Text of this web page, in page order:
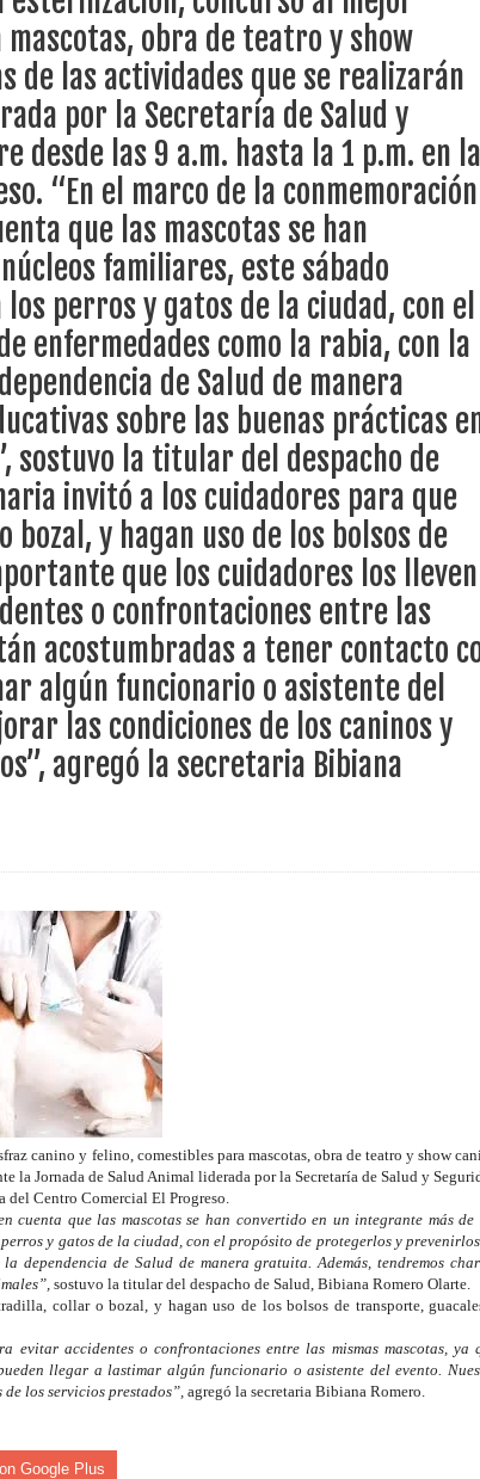
Articulador Departamental para el abordaje de
su plan de seguridad para recibir delegaciones y
renovando espacios comunitarios que llevaban
la vida de 68 estudiantes rurales en Filadelfia gracias
Tuluá tendrá comedor comunitario gracias al
una ruta definitiva de reasentamiento
en trabajos contra las inundaciones con
en salud mental, innovación y paz
inversiones del Gobierno Matiz en el municipio de
sin precedentes: El Valle y la nación refuerzan
dignidad a las personas con discapacidad de
fortalece la preparación de sus municipios frente al
fortalece la respuesta frente a tres
fue inmovilizado un bus que estaba siendo lavado
en máxima alerta al Tolima
de la ciudad, con el propósito de protegerlos y prevenirlos de
de Salud de manera gratuita. Además, tendremos charlas
sostuvo la titular del despacho de Salud, Bibiana Romero Olarte. La
o bozal, y hagan uso de los bolsos de transporte, guacales o
evitar accidentes o confrontaciones entre las mismas mascotas, ya
llegar a lastimar algún funcionario o asistente del evento. Nuestro
servicios prestados”, agregó la secretaria Bibiana Romero.
obra de teatro y show
de las actividades que se realizarán
por la Secretaría de Salud y
desde las 9 a.m. hasta la 1 p.m. en la
“En el marco de la conmemoración
que las mascotas se han
familiares, este sábado
perros y gatos de la ciudad, con el
enfermedades como la rabia, con la
de Salud de manera
sobre las buenas prácticas
sostuvo la titular del despacho de
invitó a los cuidadores para que
bozal, y hagan uso de los bolsos de
que los cuidadores los lleven
o confrontaciones entre las
acostumbradas a tener contacto
algún funcionario o asistente del
las condiciones de los caninos y
agregó la secretaria Bibiana
canino y felino, comestibles para mascotas, obra de teatro y show
la Jornada de Salud Animal liderada por la Secretaría de Salud y
del Centro Comercial El Progreso.
cuenta que las mascotas se han convertido en un integrante más de
y gatos de la ciudad, con el propósito de protegerlos y
dependencia de Salud de manera gratuita. Además, tendremos
sostuvo la titular del despacho de Salud, Bibiana Romero Olarte.
collar o bozal, y hagan uso de los bolsos de transporte,
evitar accidentes o confrontaciones entre las mismas mascotas, ya
llegar a lastimar algún funcionario o asistente del evento.
los servicios prestados”, agregó la secretaria Bibiana Romero.
Google Plus